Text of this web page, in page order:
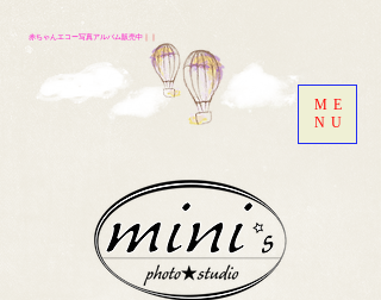
赤ちゃんエコー写真アルバム販売中
ME
NU